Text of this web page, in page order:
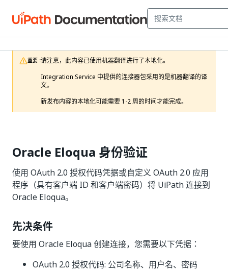
重要 :请注意，此内容已使用机器翻译进行了本地化。
Integration Service 中提供的连接器包采用的是机器翻译的译
文。
新发布内容的本地化可能需要 1-2 周的时间才能完成。
Oracle Eloqua 身份验证
使用 OAuth 2.0 授权代码凭据或自定义 OAuth 2.0 应用
程序（具有客户端 ID 和客户端密码）将 UiPath 连接到
Oracle Eloqua。
先决条件
要使用 Oracle Eloqua 创建连接，您需要以下凭据：
OAuth 2.0 授权代码: 公司名称、用户名、密码